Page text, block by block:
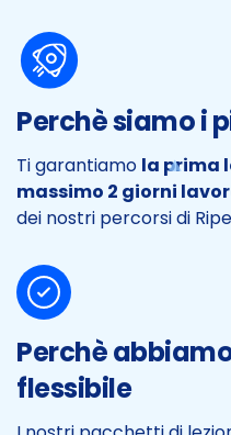
Perchè siamo i
Ti garantiamo la prima
massimo 2 giorni
dei nostri percorsi di
Perchè
flessibile